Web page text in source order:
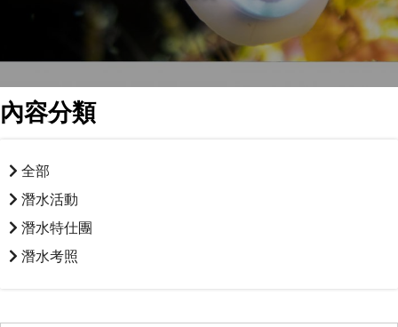
內容分類
全部
潛水活動
潛水特仕團
潛水考照